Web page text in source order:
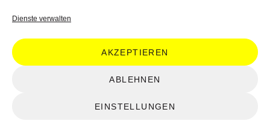
Dienste verwalten
AKZEPTIEREN
ABLEHNEN
EINSTELLUNGEN
© 2026 think why GmbH. All rights reserved.
48.802084° N, 9.015572° E